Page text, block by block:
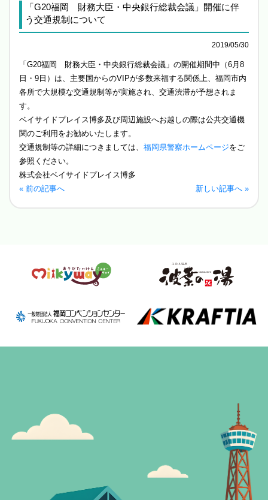
「G20福岡 財務大臣・中央銀行総裁会議」開催に伴
う交通規制について
2019/05/30
「G20福岡 財務大臣・中央銀行総裁会議」の開催期間中（6月8
日・9日）は、主要国からのVIPが多数来福する関係上、福岡市内
各所で大規模な交通規制等が実施され、交通渋滞が予想されま
す。
ベイサイドプレイス博多及び周辺施設へお越しの際は公共交通機
関のご利用をお勧めいたします。
交通規制等の詳細につきましては、 福岡県警察ホームページをご
参照ください。
株式会社ベイサイドプレイス博多
« 前の記事へ
新しい記事へ »